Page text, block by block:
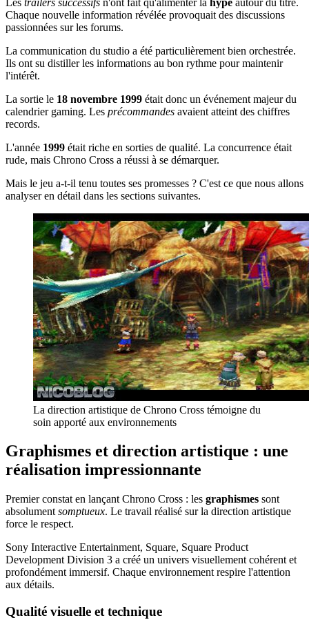
Chaque nouvelle information révélée provoquait des discussions
passionnées sur les forums.
La communication du studio a été particulièrement bien orchestrée.
Ils ont su distiller les informations au bon rythme pour maintenir
l'intérêt.
La sortie le 18 novembre 1999 était donc un événement majeur du
calendrier gaming. Les précommandes avaient atteint des chiffres
records.
L'année 1999 était riche en sorties de qualité. La concurrence était
rude, mais Chrono Cross a réussi à se démarquer.
Mais le jeu a-t-il tenu toutes ses promesses ? C'est ce que nous allons
analyser en détail dans les sections suivantes.
La direction artistique de Chrono Cross témoigne du
soin apporté aux environnements
Graphismes et direction artistique : une
réalisation impressionnante
Premier constat en lançant Chrono Cross : les graphismes sont
absolument somptueux. Le travail réalisé sur la direction artistique
force le respect.
Sony Interactive Entertainment, Square, Square Product
Development Division 3 a créé un univers visuellement cohérent et
profondément immersif. Chaque environnement respire l'attention
aux détails.
Qualité visuelle et technique